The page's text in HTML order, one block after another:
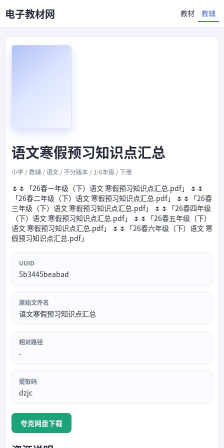
电子教材网 教材 教辅
语文寒假预习知识点汇总
小学 / 教辅 / 语文 / 不分版本 / 1-6年级 / 下册
🌷🌷「26春一年级（下）语文 寒假预习知识点汇总.pdf」 🌷🌷
「26春二年级（下）语文 寒假预习知识点汇总.pdf」 🌷🌷「26春
三年级（下）语文 寒假预习知识点汇总.pdf」 🌷🌷「26春四年级
（下）语文 寒假预习知识点汇总.pdf」 🌷🌷「26春五年级（下）
语文 寒假预习知识点汇总.pdf」 🌷🌷「26春六年级（下）语文 寒
假预习知识点汇总.pdf」
UUID
5b3445beabad
原始文件名
语文寒假预习知识点汇总
相对路径
-
提取码
dzjc
夸克网盘下载